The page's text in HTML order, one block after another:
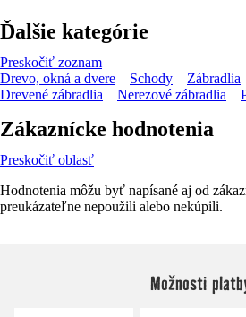
Ďalšie kategórie
Preskočiť zoznam
Drevo, okná a dvere
Schody Zábradlia
Drevené zábradlia
Nerezové zábradlia
Zákaznícke hodnotenia
Preskočiť oblasť
Hodnotenia môžu byť napísané aj od
preukázateľne nepoužili alebo nekúpili.
Možnosti